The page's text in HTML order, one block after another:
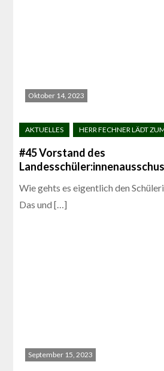
Oktober 14, 2023
#45 Vorstand des
Wie gehts es eigentlich den
Das und […]
September 15, 2023